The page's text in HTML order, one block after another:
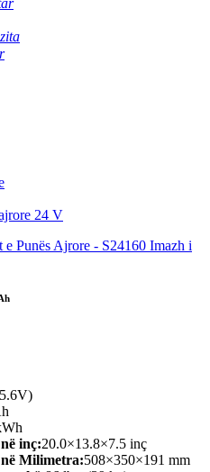
24 V
inç:20.0×13.8×7.5 inç
Milimetra:508×350×191 mm